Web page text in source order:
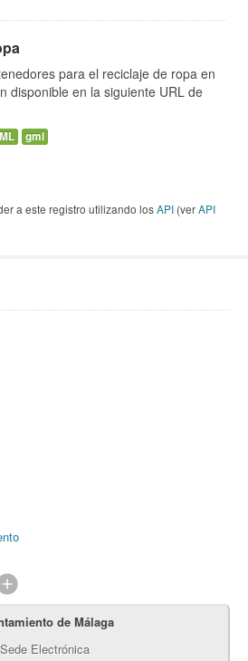
para el reciclaje de ropa en
disponible en la siguiente URL de
gml
a este registro utilizando losAPI (verAPI
de Málaga
Sede Electrónica